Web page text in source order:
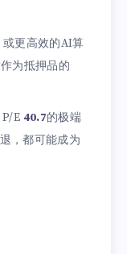
或更高效的AI算
为抵押品的
E 40.7的极端
，都可能成为